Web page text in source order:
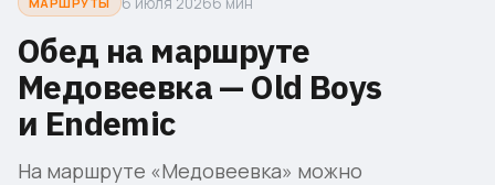
Обед на маршруте
Медовеевка — Old Boys
и Endemic
На маршруте «Медовеевка» можно